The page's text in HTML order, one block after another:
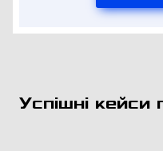
Успішні кейси